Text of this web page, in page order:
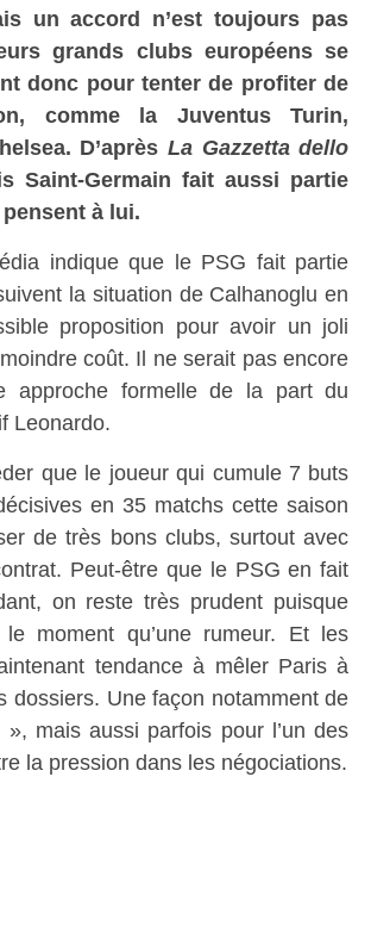
un accord n’est toujours pas
grands clubs européens se
donc pour tenter de profiter de
comme la Juventus Turin,
D’aprèsLa Gazzetta dello
Saint-Germain fait aussi partie
à lui.
indique que le PSG fait partie
la situation de Calhanoglu en
proposition pour avoir un joli
coût. Il ne serait pas encore
approche formelle de la part du
Leonardo.
que le joueur qui cumule 7 buts
en 35 matchs cette saison
de très bons clubs, surtout avec
Peut-être que le PSG en fait
on reste très prudent puisque
moment qu’une rumeur. Et les
tendance à mêler Paris à
dossiers. Une façon notamment de
mais aussi parfois pour l’un des
la pression dans les négociations.